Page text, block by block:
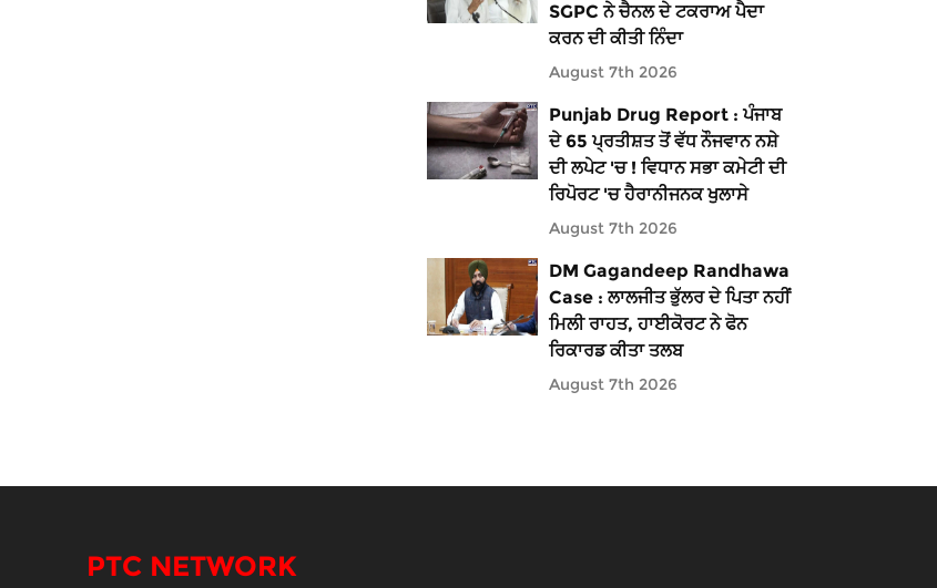
SGPC ਨੇ ਚੈਨਲ ਦੇ ਟਕਰਾਅ ਪੈਦਾ
ਕਰਨ ਦੀ ਕੀਤੀ ਨਿੰਦਾ
August 7th 2026
Punjab Drug Report : ਪੰਜਾਬ
ਦੇ 65 ਪ੍ਰਤੀਸ਼ਤ ਤੋਂ ਵੱਧ ਨੌਜਵਾਨ ਨਸ਼ੇ
ਦੀ ਲਪੇਟ 'ਚ ! ਵਿਧਾਨ ਸਭਾ ਕਮੇਟੀ ਦੀ
ਰਿਪੋਰਟ 'ਚ ਹੈਰਾਨੀਜਨਕ ਖੁਲਾਸੇ
August 7th 2026
DM Gagandeep Randhawa
Case : ਲਾਲਜੀਤ ਭੁੱਲਰ ਦੇ ਪਿਤਾ ਨਹੀਂ
ਮਿਲੀ ਰਾਹਤ, ਹਾਈਕੋਰਟ ਨੇ ਫੋਨ
ਰਿਕਾਰਡ ਕੀਤਾ ਤਲਬ
August 7th 2026
PTC NETWORK